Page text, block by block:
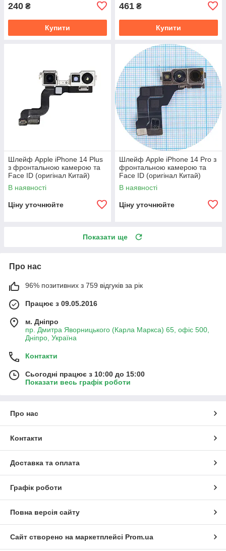
240 ₴
Купити
461 ₴
Купити
Шлейф Apple iPhone 14 Plus
з фронтальною камерою та
Face ID (оригінал Китай)
В наявності
Ціну уточнюйте
Шлейф Apple iPhone 14 Pro з
фронтальною камерою та
Face ID (оригінал Китай)
В наявності
Ціну уточнюйте
Показати ще
Про нас
96% позитивних з 759 відгуків за рік
Працює з 09.05.2016
м. Дніпро
пр. Дмитра Яворницького (Карла Маркса) 65, офіс 500,
Дніпро, Україна
Контакти
Сьогодні працює з 10:00 до 15:00
Показати весь графік роботи
Про нас
Контакти
Доставка та оплата
Графік роботи
Повна версія сайту
Сайт створено на маркетплейсі Prom.ua